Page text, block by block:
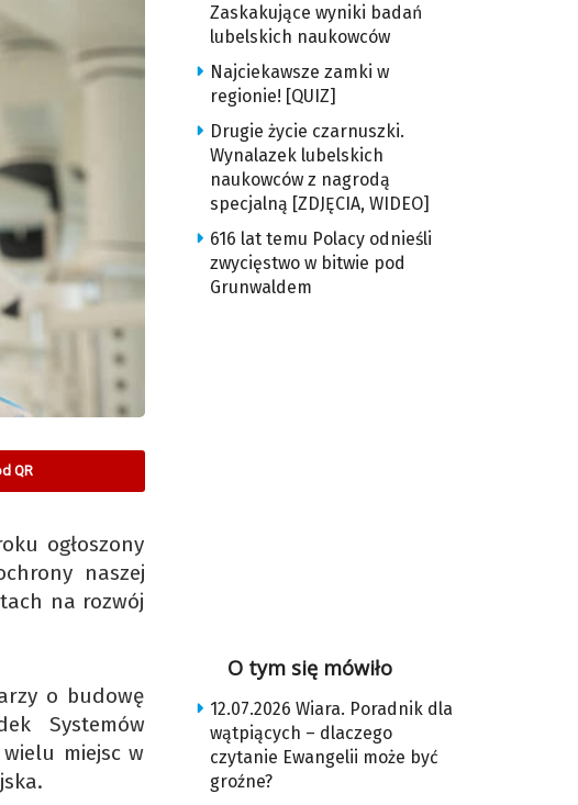
QR
ogłoszony
naszej
na rozwój
o budowę
Systemów
miejsc w
Zaskakujące wyniki badań
lubelskich naukowców
Najciekawsze zamki w
regionie! [QUIZ]
Drugie życie czarnuszki.
Wynalazek lubelskich
naukowców z nagrodą
specjalną [ZDJĘCIA, WIDEO]
616 lat temu Polacy odnieśli
zwycięstwo w bitwie pod
Grunwaldem
O tym się mówiło
12.07.2026 Wiara. Poradnik dla
wątpiących – dlaczego
czytanie Ewangelii może być
groźne?